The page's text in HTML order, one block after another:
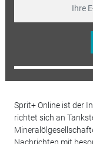
Sprit+ Online ist der
richtet sich an